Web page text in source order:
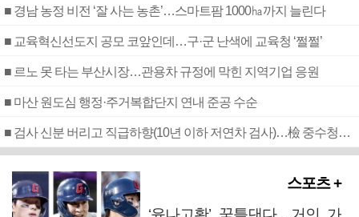
■ 경남 농정 비전 ‘잘 사는 농촌’…스마트팜 1000㏊까지 늘린다
■ 교육혁신선도지 공모 코앞인데…구·군 난색에 교육청 ‘쩔쩔’
■ 르노 못 타는 부산시장…관용차 규정에 막힌 지역기업 응원
■ 마산 원도심 행정·주거복합단지 연내 준공 수순
■ 검사 신분 버리고 직급하향(10년 이하 저연차 검사)…檢 중수청행 기피
스포츠 +